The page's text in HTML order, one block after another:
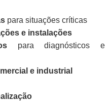
para situações críticas
e instalações
para diagnósticos e
e industrial